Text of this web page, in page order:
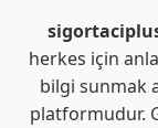
herkes için
bilgi sunmak
platformudur.